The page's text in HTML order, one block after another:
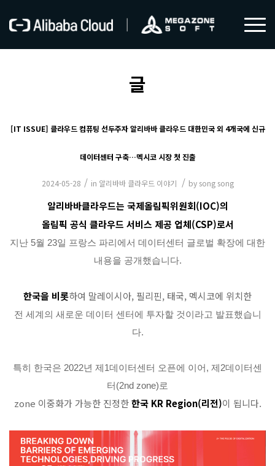
글
[IT ISSUE] 클라우드 컴퓨팅 선두주자 알리바바 클라우드 대한민국 외 4개국에 신규
데이터센터 구축…멕시코 시장 첫 진출
2024-05-28 / in 알리바바 클라우드 이야기 / by song song
알리바바클라우드는 국제올림픽위원회(IOC)의
올림픽 공식 클라우드 서비스 제공 업체(CSP)로서
지난 5월 23일 프랑스 파리에서 데이터센터 글로벌 확장에 대한
내용을 공개했습니다.
한국을 비롯하여 말레이시아, 필리핀, 태국, 멕시코에 위치한
전 세계의 새로운 데이터 센터에 투자할 것이라고 발표했습니
다.
특히 한국은 2022년 제1데이터센터 오픈에 이어, 제2데이터센
터(2nd zone)로
zone 이중화가 가능한 진정한한국 KR Region(리전)이 됩니다.